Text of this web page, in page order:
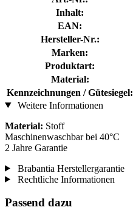
Inhalt:
EAN:
Hersteller-Nr.:
Marken:
Produktart:
Material:
Kennzeichnungen / Gütesiegel:
Weitere Informationen
Material: Stoff
Maschinenwaschbar bei 40°C
2 Jahre Garantie
Brabantia Herstellergarantie
Rechtliche Informationen
Passend dazu